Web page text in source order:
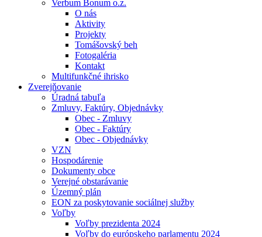
Verbum Bonum o.z.
O nás
Aktivity
Projekty
Tomášovský beh
Fotogaléria
Kontakt
Multifunkčné ihrisko
Zverejňovanie
Úradná tabuľa
Zmluvy, Faktúry, Objednávky
Obec - Zmluvy
Obec - Faktúry
Obec - Objednávky
VZN
Hospodárenie
Dokumenty obce
Verejné obstarávanie
Územný plán
EON za poskytovanie sociálnej služby
Voľby
Voľby prezidenta 2024
Voľby do európskeho parlamentu 2024